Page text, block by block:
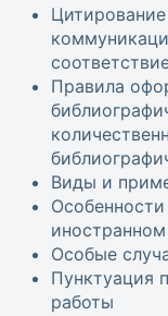
Правила
Виды и
Особые
Пунктуация
работы